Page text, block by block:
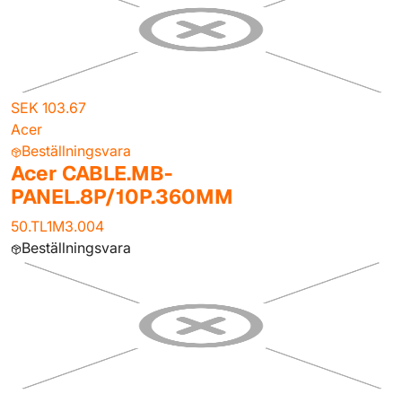
SEK 103.67
Acer
Beställningsvara
Acer CABLE.MB-
PANEL.8P/10P.360MM
50.TL1M3.004
Beställningsvara